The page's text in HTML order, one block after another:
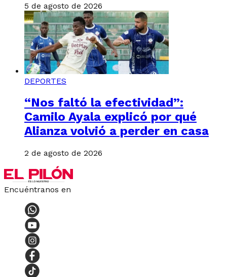
5 de agosto de 2026
DEPORTES
“Nos faltó la efectividad”:
Camilo Ayala explicó por qué
Alianza volvió a perder en casa
2 de agosto de 2026
Encuéntranos en